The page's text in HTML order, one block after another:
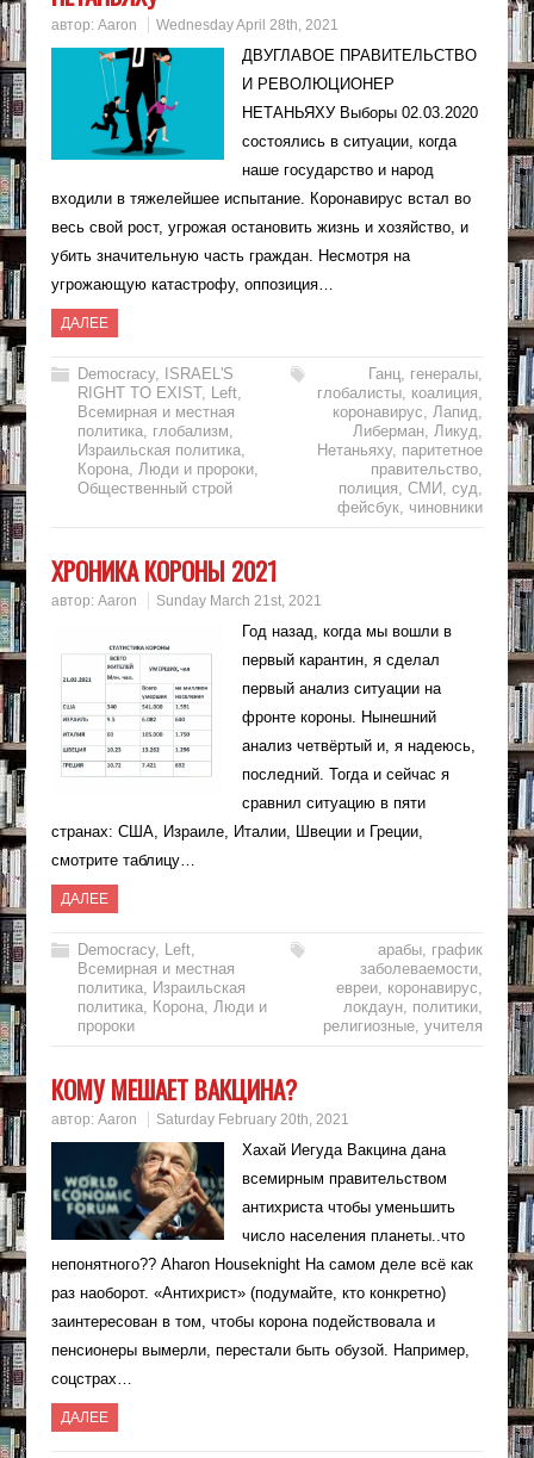
автор: Aaron Wednesday April 28th, 2021
ДВУГЛАВОЕ ПРАВИТЕЛЬСТВО
И РЕВОЛЮЦИОНЕР
НЕТАНЬЯХУ Выборы 02.03.2020
состоялись в ситуации, когда
наше государство и народ
входили в тяжелейшее испытание. Коронавирус встал во
весь свой рост, угрожая остановить жизнь и хозяйство, и
убить значительную часть граждан. Несмотря на
угрожающую катастрофу, оппозиция…
ДАЛЕЕ
Democracy,
ISRAEL'S
RIGHT TO EXIST, Left,
Всемирная и местная
политика, глобализм,
Израильская политика,
Корона, Люди и пророки,
Общественный строй
Ганц, генералы,
глобалисты, коалиция,
коронавирус,Лапид,
Либерман,Ликуд,
Нетаньяху, паритетное
правительство,
полиция,СМИ ,суд,
фейсбук, чиновники
ХРОНИКА КОРОНЫ 2021
автор: Aaron Sunday March 21st, 2021
Год назад, когда мы вошли в
первый карантин, я сделал
первый анализ ситуации на
фронте короны. Нынешний
анализ четвёртый и, я надеюсь,
последний. Тогда и сейчас я
сравнил ситуацию в пяти
странах: США, Израиле, Италии, Швеции и Греции,
смотрите таблицу…
ДАЛЕЕ
Democracy, Left,
Всемирная и местная
политика, Израильская
политика, Корона, Люди и
пророки
арабы, график
заболеваемости,
евреи, коронавирус,
локдаун, политики,
религиозные,учителя
КОМУ МЕШАЕТ ВАКЦИНА?
автор: Aaron Saturday February 20th, 2021
Хахай Иегуда Вакцина дана
всемирным правительством
антихриста чтобы уменьшить
число населения планеты..что
непонятного?? Aharon Houseknight На самом деле всё как
раз наоборот. «Антихрист» (подумайте, кто конкретно)
заинтересован в том, чтобы корона подействовала и
пенсионеры вымерли, перестали быть обузой. Например,
соцстрах…
ДАЛЕЕ